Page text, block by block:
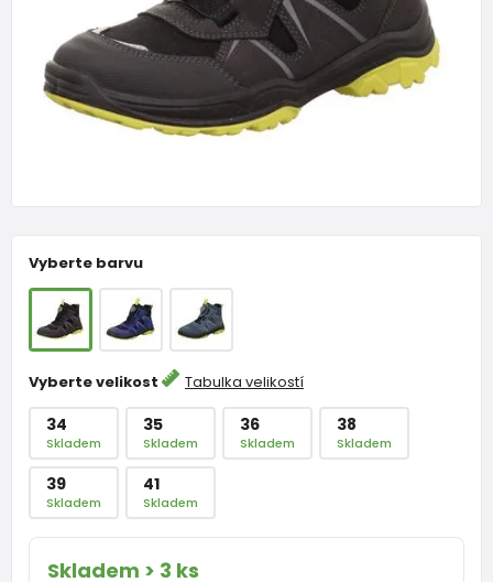
Vyberte barvu
Vyberte velikost Tabulka velikostí
34
Skladem
35
Skladem
36
Skladem
38
Skladem
39
Skladem
41
Skladem
Skladem > 3 ks